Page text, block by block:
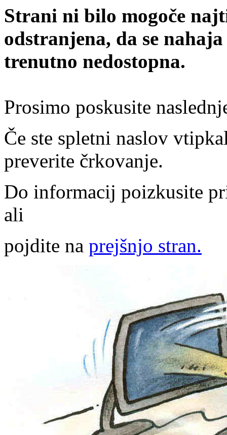
Strani ni bilo mogoče
odstranjena, da se
trenutno nedostopna.
Prosimo poskusite
Če ste spletni naslov
preverite črkovanje.
Do informacij poizkusite
ali
pojdite na prejšnjo stran.